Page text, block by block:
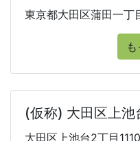
東京都大田区蒲田一丁
(仮称) 大田区上池
大田区上池台2丁目